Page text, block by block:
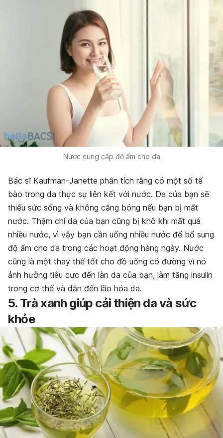
Nước cung cấp độ ẩm cho da
Bác sĩ Kaufman-Janette phân tích rằng có một số tế
bào trong da thực sự liên kết với nước. Da của bạn sẽ
thiếu sức sống và không căng bóng nếu bạn bị mất
nước. Thậm chí da của bạn cũng bị khô khi mất quá
nhiều nước, vì vậy bạn cần uống nhiều nước để bổ sung
độ ẩm cho da trong các hoạt động hàng ngày. Nước
cũng là một thay thế tốt cho đồ uống có đường vì nó
ảnh hưởng tiêu cực đến làn da của bạn, làm tăng insulin
trong cơ thể và dẫn đến lão hóa da.
5. Trà xanh giúp cải thiện da và sức
khỏe